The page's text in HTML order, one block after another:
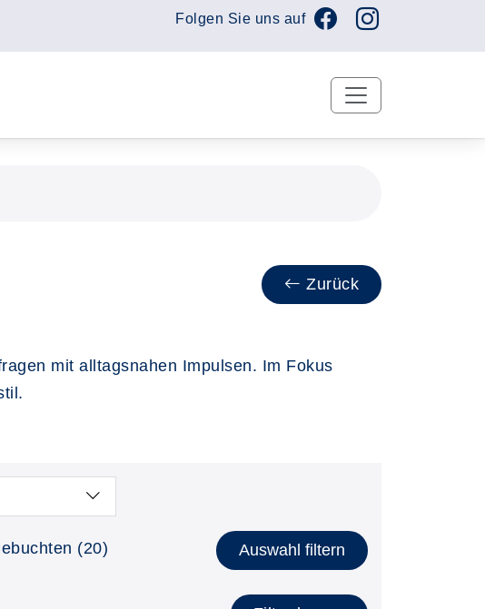
Folgen Sie uns auf
Zurück
mit alltagsnahen Impulsen. Im Fokus
(20) Auswahl filtern